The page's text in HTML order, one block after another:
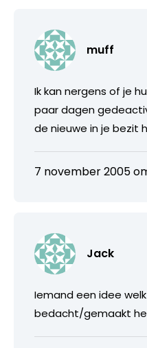
muff
Ik kan nergens of je
paar dagen
de nieuwe in je bezit
7 november 2005 om
Jack
Iemand een idee
bedacht/gemaakt